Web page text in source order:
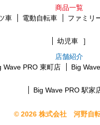
商品一覧
車
電動自転車 ファミリ
幼児車
店舗紹介
Wave PRO 東町店
Big
Big Wave PRO 駅家
© 2026 株式会社 河野自